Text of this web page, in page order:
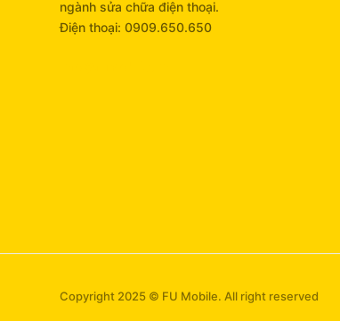
ngành sửa chữa điện thoại.
Điện thoại: 0909.650.650
Copyright 2025 © FU Mobile. All right reserved